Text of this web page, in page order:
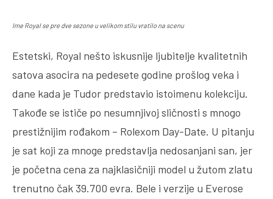
Ime Royal se pre dve sezone u velikom stilu vratilo na scenu
Estetski, Royal nešto iskusnije ljubitelje kvalitetnih
satova asocira na pedesete godine prošlog veka i
dane kada je Tudor predstavio istoimenu kolekciju.
Takođe se ističe po nesumnjivoj sličnosti s mnogo
prestižnijim rođakom – Rolexom Day-Date. U pitanju
je sat koji za mnoge predstavlja nedosanjani san, jer
je početna cena za najklasičniji model u žutom zlatu
trenutno čak 39.700 evra. Bele i verzije u Everose